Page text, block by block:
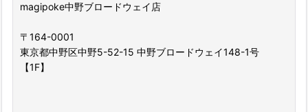
magipoke中野ブロードウェイ店
〒164-0001
東京都中野区中野5-52-15 中野ブロードウェイ148-1号
【1F】